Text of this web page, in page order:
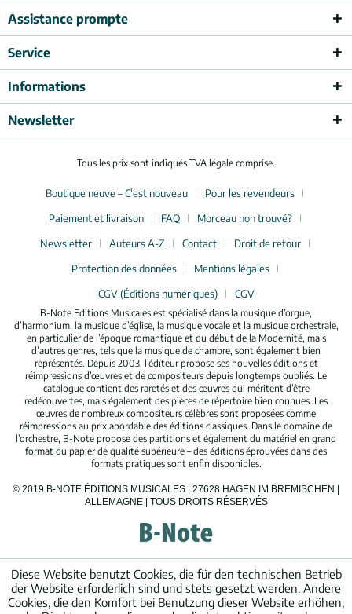
Assistance prompte
Service
Informations
Newsletter
Tous les prix sont indiqués TVA légale comprise.
Boutique neuve – C'est nouveau
Pour les revendeurs
Paiement et livraison
FAQ
Morceau non trouvé?
Newsletter
Auteurs A-Z Contact
Droit de retour
Protection des données
Mentions légales
CGV (Éditions numériques)
CGV
B-Note Editions Musicales est spécialisé dans la musique d’orgue,
d’harmonium, la musique d’église, la musique vocale et la musique orchestrale,
en particulier de l’époque romantique et du début de la Modernité, mais
d’autres genres, tels que la musique de chambre, sont également bien
représentés. Depuis 2003, l’éditeur propose ses nouvelles éditions et
réimpressions d’œuvres et de compositeurs depuis longtemps oubliés. Le
catalogue contient des raretés et des œuvres qui méritent d’être
redécouvertes, mais également des pièces de répertoire bien connues. Les
œuvres de nombreux compositeurs célèbres sont proposées comme
réimpressions au prix abordable des éditions classiques. Dans le domaine de
l’orchestre, B-Note propose des partitions et également du matériel en grand
format du papier de qualité supérieure – des éditions éprouvées dans des
formats pratiques sont enfin disponibles.
© 2019 B-NOTE ÉDITIONS MUSICALES | 27628 HAGEN IM BREMISCHEN |
ALLEMAGNE | TOUS DROITS RÉSERVÉS
Diese Website benutzt Cookies, die für den technischen Betrieb
der Website erforderlich sind und stets gesetzt werden. Andere
Cookies, die den Komfort bei Benutzung dieser Website erhöhen,